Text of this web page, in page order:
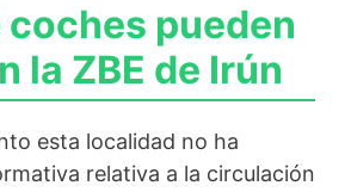
coches pueden
la ZBE de Irún
esta localidad no ha
relativa a la circulación